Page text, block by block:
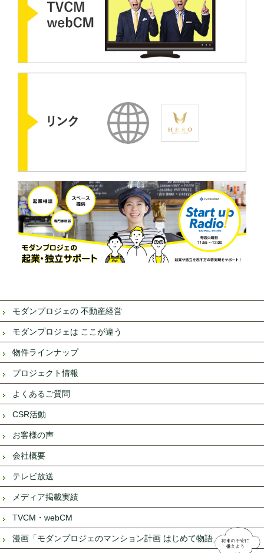
モダンプロジェの 不動産経営
モダンプロジェは ここが違う
物件ラインナップ
プロジェクト情報
よくあるご質問
CSR活動
お客様の声
会社概要
テレビ放送
メディア掲載実績
TVCM・webCM
漫画「モダンプロジェのマンション計画 はじめて物語」